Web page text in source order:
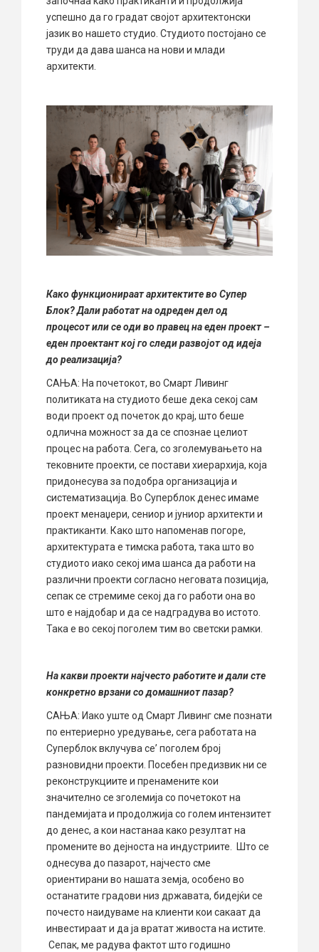
успешно да го градат својот архитектонски
јазик во нашето студио. Студиото постојано се
труди да дава шанса на нови и млади
архитекти.
Како функционираат архитектите во Супер
Блок? Дали работат на одреден дел од
процесот или се оди во правец на еден проект –
еден проектант кој го следи развојот од идеја
до реализација?
САЊА: На почетокот, во Смарт Ливинг
политиката на студиото беше дека секој сам
води проект од почеток до крај, што беше
одлична можност за да се спознае целиот
процес на работа. Сега, со зголемувањето на
тековните проекти, се постави хиерархија, која
придонесува за подобра организација и
систематизација. Во Суперблок денес имаме
проект менаџери, сениор и јуниор архитекти и
практиканти. Како што напоменав погоре,
архитектурата е тимска работа, така што во
студиото иако секој има шанса да работи на
различни проекти согласно неговата позиција,
сепак се стремиме секој да го работи она во
што е најдобар и да се надградува во истото.
Така е во секој поголем тим во светски рамки.
На какви проекти најчесто работите и дали сте
конкретно врзани со домашниот пазар?
САЊА: Иако уште од Смарт Ливинг сме познати
по ентериерно уредување, сега работата на
Суперблок вклучува се’ поголем број
разновидни проекти. Посебен предизвик ни се
реконструкциите и пренамените кои
значително се зголемија со почетокот на
пандемијата и продолжија со голем интензитет
до денес, а кои настанаа како резултат на
промените во дејноста на индустриите. Што се
однесува до пазарот, најчесто сме
ориентирани во нашата земја, особено во
останатите градови низ државата, бидејќи се
почесто наидуваме на клиенти кои сакаат да
инвестираат и да ја вратат живоста на истите.
Сепак, ме радува фактот што годишно